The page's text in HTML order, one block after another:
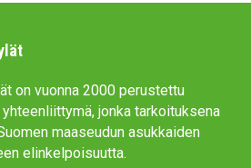
on vuonna 2000 perustettu
jonka tarkoituksena
maaseudun asukkaiden
elinkelpoisuutta.